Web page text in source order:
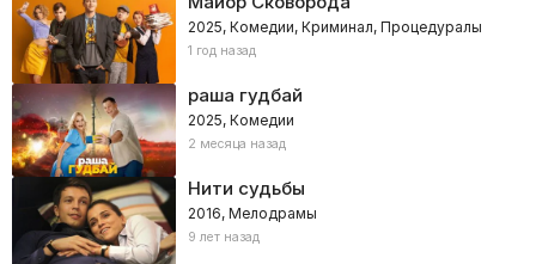
2025, Комедии, Криминал, Процедуралы
1 год назад
раша гудбай
2025, Комедии
2 месяца назад
Нити судьбы
2016, Мелодрамы
9 лет назад